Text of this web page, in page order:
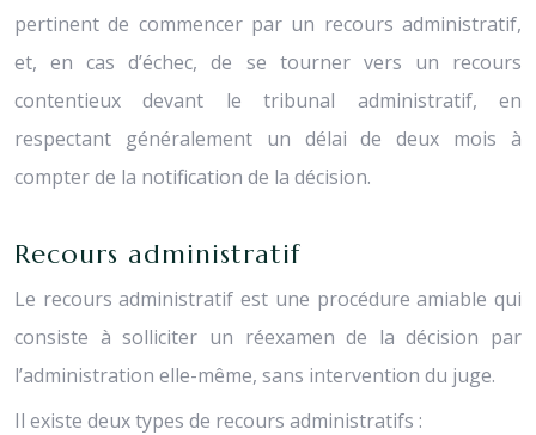
pertinent de commencer par un recours administratif,
et, en cas d’échec, de se tourner vers un recours
contentieux devant le tribunal administratif, en
respectant généralement un délai de deux mois à
compter de la notification de la décision.
Recours administratif
Le recours administratif est une procédure amiable qui
consiste à solliciter un réexamen de la décision par
l’administration elle-même, sans intervention du juge.
Il existe deux types de recours administratifs :